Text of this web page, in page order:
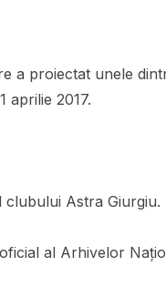
a proiectat unele
aprilie 2017.
clubului Astra Giurgiu.
al Arhivelor